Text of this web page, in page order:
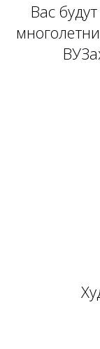
Вас